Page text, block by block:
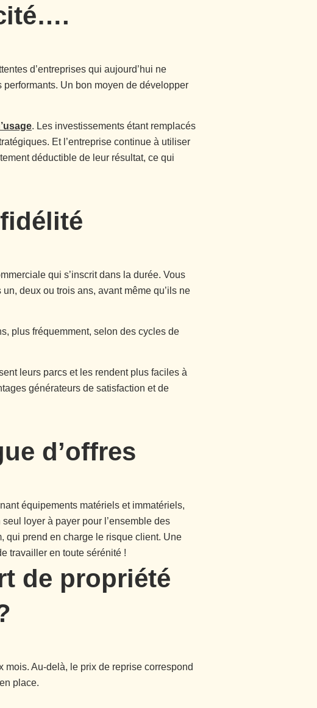
d’entreprises qui aujourd’hui ne
Un bon moyen de développer
. Les investissements étant remplacés
Et l’entreprise continue à utiliser
déductible de leur résultat, ce qui
qui s’inscrit dans la durée. Vous
deux ou trois ans, avant même qu’ils ne
plus fréquemment, selon des cycles de
leurs parcs et les rendent plus faciles à
générateurs de satisfaction et de
d’offres
équipements matériels et immatériels,
loyer à payer pour l’ensemble des
qui prend en charge le risque client. Une
travailler en toute sérénité !
de propriété
mois. Au-delà, le prix de reprise correspond
place.